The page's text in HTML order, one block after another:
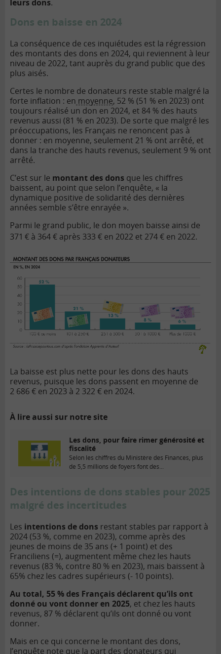
leurs dons.
Dons en baisse en 2024
La conséquence de ces inquiétudes est la régression
des montants des dons en 2024, qui reviennent à leur
niveau de 2022, tant auprès du grand public que des
plus aisés.
Certes le nombre de donateurs reste stable malgré la
forte inflation : en moyenne, 52 % (51 % en 2023) ont
toujours réalisé un don en 2024, et 84 % des hauts
revenus aussi (81 % en 2023). De sorte que malgré les
préoccupations, les Français ne renoncent pas à
donner : en moyenne, seulement 21 % ont arrêté, et
dans la tranche des hauts revenus, seulement 9 % ont
arrêté.
C’est sur le montant des dons que les chiffres
baissent, au point que selon l’enquête, « la
dynamique positive de solidarité des dernières
années semble s’être enrayée ».
Parmi le grand public, le don moyen baisse ainsi de
371 € à 364 € après 333 € en 2022 et 274 € en 2022.
La baisse est plus nette pour les dons des hauts
revenus, puisque les dons passent en moyenne de
2 686 € en 2023 à 2 322 € en 2024.
À lire aussi sur notre site
Les dons, pour faire rimer générosité et
fiscalité
Selon les chiffres du Ministère des Finances, plus
de 5,5 millions de foyers font des...
Des intentions de dons stables pour 2025
malgré des incertitudes
Les intentions de dons restant stables par rapport à
2024 (53 %, comme en 2023), comme après des
jeunes de moins de 35 ans (+ 1 point) et des
Franciliens (=), augmentent même chez les hauts
revenus (83 %, contre 80 % en 2023), mais baissent à
65% chez les cadres supérieurs (- 10 points).
Au total, 55 % des Français déclarent qu’ils ont
donné ou vont donner en 2025, et chez les hauts
revenus, 87 % déclarent qu’ils ont donné ou vont
donner.
Mais en ce qui concerne le montant des dons,
l’enquête note que la part des donateurs qui